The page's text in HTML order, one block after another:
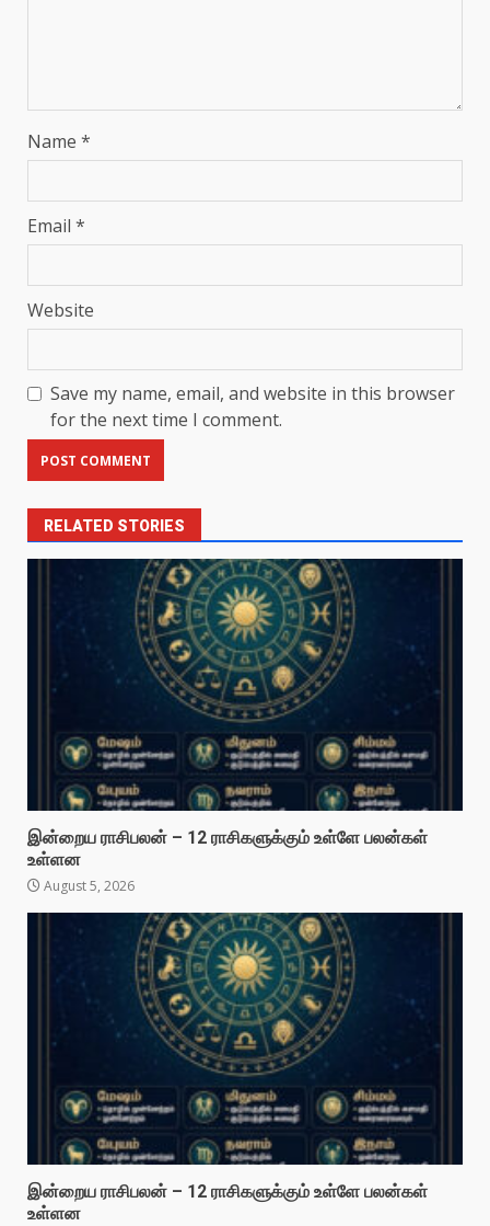
Name *
Email *
Website
Save my name, email, and website in this browser
for the next time I comment.
RELATED STORIES
இன்றைய ராசிபலன் – 12 ராசிகளுக்கும் உள்ளே பலன்கள்
உள்ளன
August 5, 2026
இன்றைய ராசிபலன் – 12 ராசிகளுக்கும் உள்ளே பலன்கள்
உள்ளன